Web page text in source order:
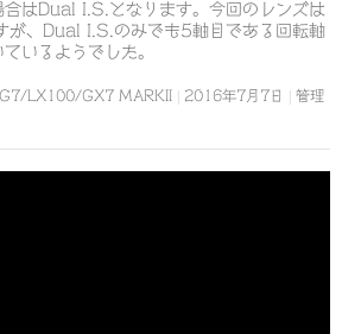
合はDual I.S.となります。今回のレンズは
が、Dual I.S.のみでも5軸目である回転軸
いるようでした。
G7/LX100/GX7 MARKII 2016年7月7日
管理